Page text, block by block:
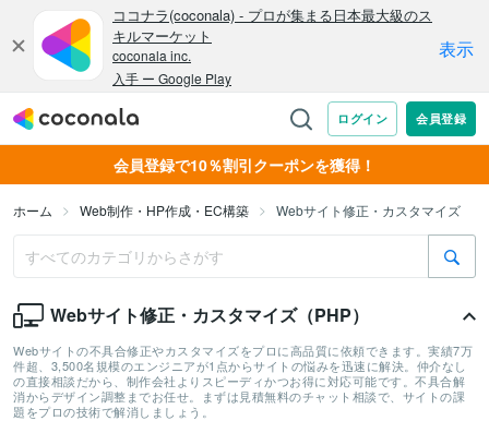
会員登録で10％割引クーポンを獲得！
ホーム Web制作・HP作成・EC構築 Webサイト修正・カスタマイズ
Webサイト修正・カスタマイズ（PHP）
Webサイトの不具合修正やカスタマイズをプロに高品質に依頼できます。実績7万
件超、3,500名規模のエンジニアが1点からサイトの悩みを迅速に解決。仲介なし
の直接相談だから、制作会社よりスピーディかつお得に対応可能です。不具合解
消からデザイン調整までお任せ。まずは見積無料のチャット相談で、サイトの課
題をプロの技術で解消しましょう。